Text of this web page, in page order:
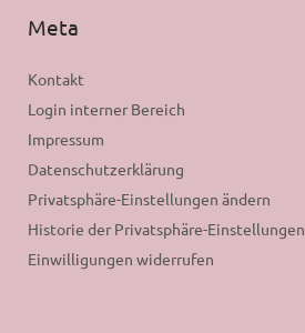
Meta
Kontakt
Login interner Bereich
Impressum
Datenschutzerklärung
Privatsphäre-Einstellungen ändern
Historie der Privatsphäre-Einstellungen
Einwilligungen widerrufen